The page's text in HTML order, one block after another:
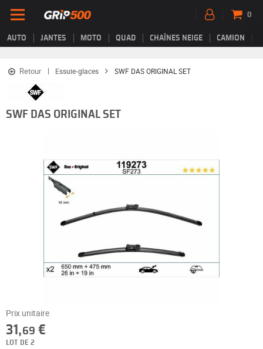
AUTO JANTES MOTO QUAD CHAÎNES NEIGE CAMION
0
Retour Essuie-glaces SWF DAS ORIGINAL SET
SWF DAS ORIGINAL SET
Prix unitaire
31,69 €
LOT DE 2